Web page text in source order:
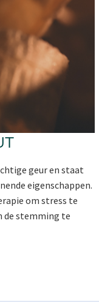
geur en staat
eigenschappen.
om stress te
de stemming te